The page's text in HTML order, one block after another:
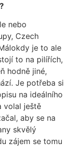
nebo
Czech
je to ale
to na pilířích,
hodně jiné,
Je potřeba si
na ideálního
volal ještě
aby se na
skvělý
zájem se tomu